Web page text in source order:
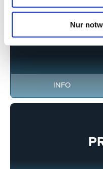
Nur
DER
INFO